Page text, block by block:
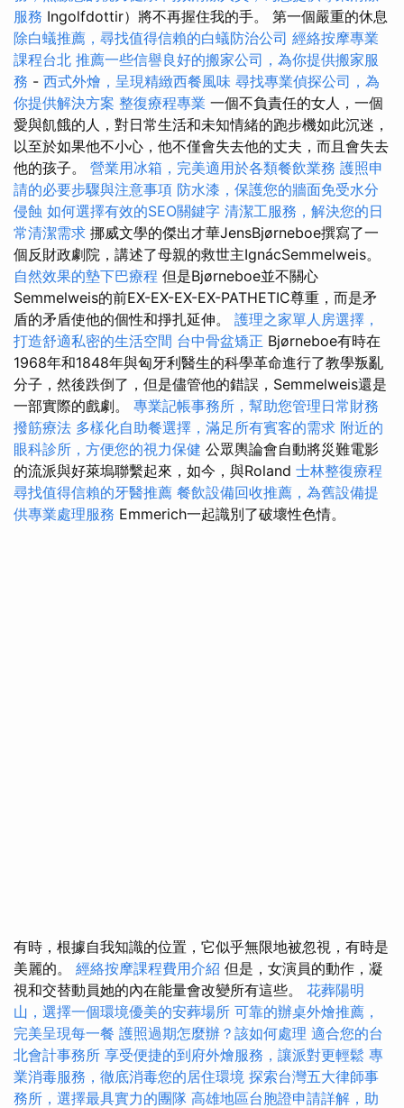
服務 Ingolfdottir）將不再握住我的手。 第一個嚴重的休息
除白蟻推薦，尋找值得信賴的白蟻防治公司 經絡按摩專業
課程台北 推薦一些信譽良好的搬家公司，為你提供搬家服
務 - 西式外燴，呈現精緻西餐風味 尋找專業偵探公司，為
你提供解決方案 整復療程專業 一個不負責任的女人，一個
愛與飢餓的人，對日常生活和未知情緒的跑步機如此沉迷，
以至於如果他不小心，他不僅會失去他的丈夫，而且會失去
他的孩子。 營業用冰箱，完美適用於各類餐飲業務 護照申
請的必要步驟與注意事項 防水漆，保護您的牆面免受水分
侵蝕 如何選擇有效的SEO關鍵字 清潔工服務，解決您的日
常清潔需求 挪威文學的傑出才華JensBjørneboe撰寫了一
個反財政劇院，講述了母親的救世主IgnácSemmelweis。
自然效果的墊下巴療程 但是Bjørneboe並不關心
Semmelweis的前EX-EX-EX-EX-PATHETIC尊重，而是矛
盾的矛盾使他的個性和掙扎延伸。 護理之家單人房選擇，
打造舒適私密的生活空間 台中骨盆矯正 Bjørneboe有時在
1968年和1848年與匈牙利醫生的科學革命進行了教學叛亂
分子，然後跌倒了，但是儘管他的錯誤，Semmelweis還是
一部實際的戲劇。 專業記帳事務所，幫助您管理日常財務
撥筋療法 多樣化自助餐選擇，滿足所有賓客的需求 附近的
眼科診所，方便您的視力保健 公眾輿論會自動將災難電影
的流派與好萊塢聯繫起來，如今，與Roland 士林整復療程
尋找值得信賴的牙醫推薦 餐飲設備回收推薦，為舊設備提
供專業處理服務 Emmerich一起識別了破壞性色情。
有時，根據自我知識的位置，它似乎無限地被忽視，有時是
美麗的。 經絡按摩課程費用介紹 但是，女演員的動作，凝
視和交替動員她的內在能量會改變所有這些。 花葬陽明
山，選擇一個環境優美的安葬場所 可靠的辦桌外燴推薦，
完美呈現每一餐 護照過期怎麼辦？該如何處理 適合您的台
北會計事務所 享受便捷的到府外燴服務，讓派對更輕鬆 專
業消毒服務，徹底消毒您的居住環境 探索台灣五大律師事
務所，選擇最具實力的團隊 高雄地區台胞證申請詳解，助